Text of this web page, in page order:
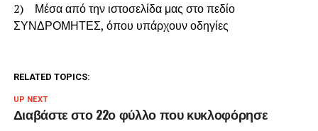
2) Μέσα από την ιστοσελίδα μας στο πεδίο
ΣΥΝΔΡΟΜΗΤΕΣ, όπου υπάρχουν οδηγίες
RELATED TOPICS:
UP NEXT
Διαβάστε στο 22ο φύλλο που κυκλοφόρησε